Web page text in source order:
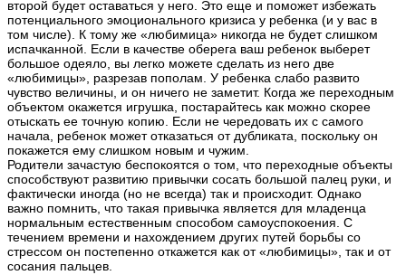
второй будет оставаться у него. Это еще и поможет избежать
потенциального эмоционального кризиса у ребенка (и у вас в
том числе). К тому же «любимица» никогда не будет слишком
испачканной. Если в качестве оберега ваш ребенок выберет
большое одеяло, вы легко можете сделать из него две
«любимицы», разрезав пополам. У ребенка слабо развито
чувство величины, и он ничего не заметит. Когда же переходным
объектом окажется игрушка, постарайтесь как можно скорее
отыскать ее точную копию. Если не чередовать их с самого
начала, ребенок может отказаться от дубликата, поскольку он
покажется ему слишком новым и чужим.
Родители зачастую беспокоятся о том, что переходные объекты
способствуют развитию привычки сосать большой палец руки, и
фактически иногда (но не всегда) так и происходит. Однако
важно помнить, что такая привычка является для младенца
нормальным естественным способом самоуспокоения. С
течением времени и нахождением других путей борьбы со
стрессом он постепенно откажется как от «любимицы», так и от
сосания пальцев.